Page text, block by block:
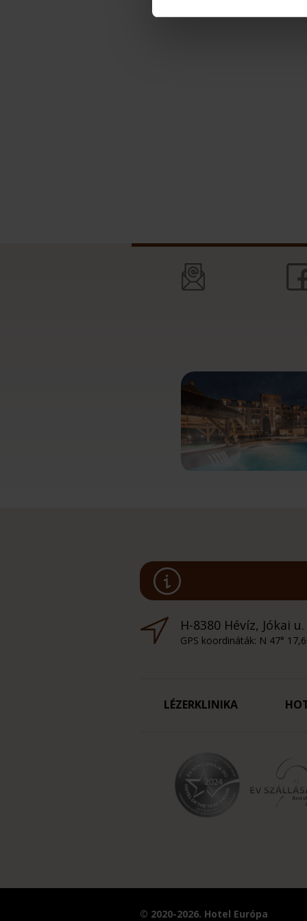
H-8380 Hévíz, Jókai u.
GPS koordináták: N 47°
LÉZERKLINIKA
© 2020-2026. Hotel Európa